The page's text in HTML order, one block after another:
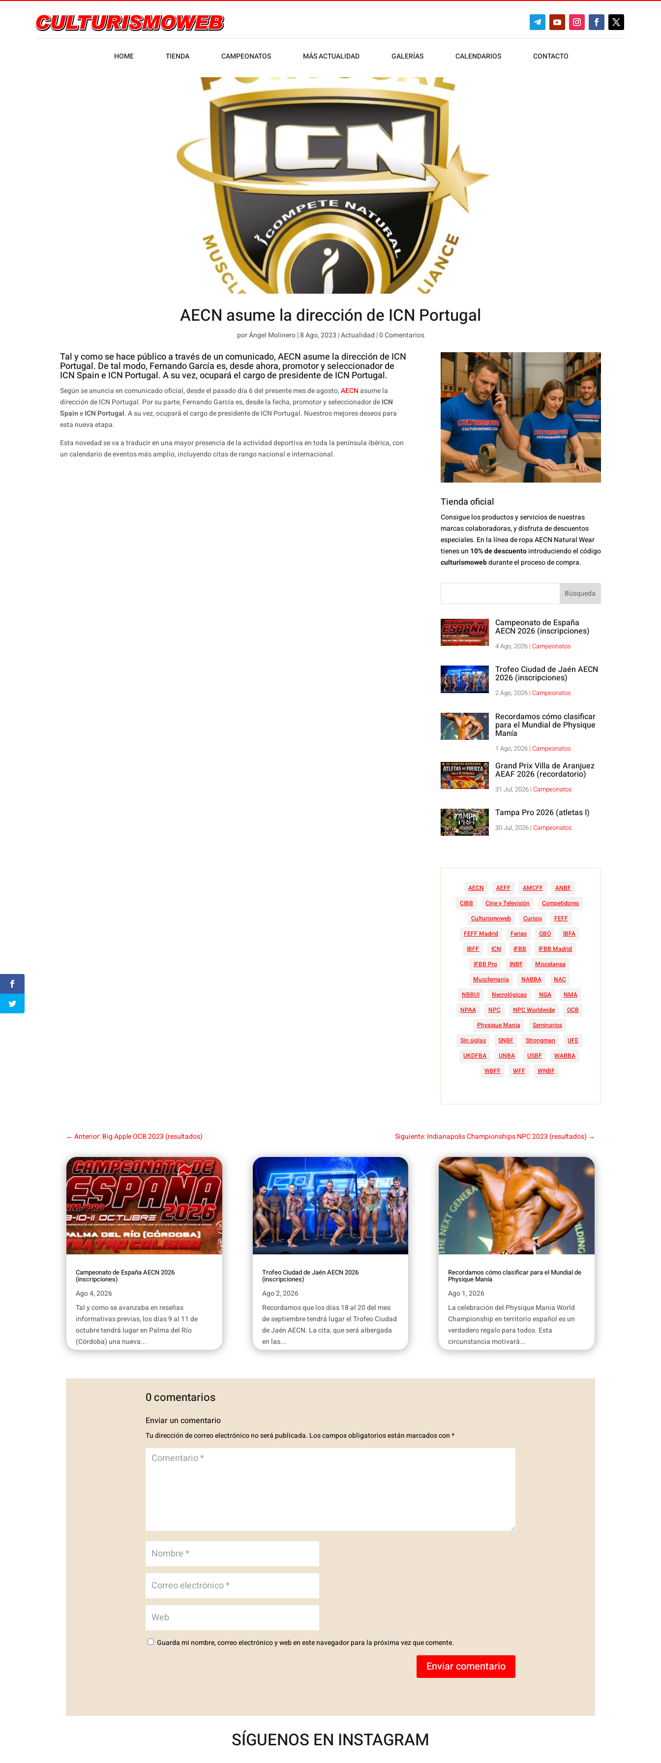
HOME TIENDA CAMPEONATOS MÁS ACTUALIDAD GALERÍAS CALENDARIOS CONTACTO
AECN asume la dirección de ICN Portugal
porÁngel Molinero|8 Ago, 2023 |Actualidad |0 Comentarios
Tal y como se hace público a través de un comunicado, AECN asume la dirección de ICN
Portugal. De tal modo, Fernando García es, desde ahora, promotor y seleccionador de
ICN Spain e ICN Portugal. A su vez, ocupará el cargo de presidente de ICN Portugal.
Según se anuncia en comunicado oficial, desde el pasado día 6 del presente mes de agosto,AECNasume la
dirección de ICN Portugal. Por su parte, Fernando García es, desde la fecha, promotor y seleccionador deICN
SpaineICN Portugal. A su vez, ocupará el cargo de presidente de ICN Portugal. Nuestros mejores deseos para
esta nueva etapa.
Esta novedad se va a traducir en una mayor presencia de la actividad deportiva en toda la península ibérica, con
un calendario de eventos más amplio, incluyendo citas de rango nacional e internacional.
Tienda oficial
Consigue los productos y servicios de nuestras
marcas colaboradoras, y disfruta de descuentos
especiales. En la línea de ropa AECN Natural Wear
tienes un 10% de descuentointroduciendo el código
culturismowebdurante el proceso de compra.
Campeonato de España
AECN 2026 (inscripciones)
4 Ago, 2026| Campeonatos
Trofeo Ciudad de Jaén AECN
2026 (inscripciones)
2 Ago, 2026| Campeonatos
Recordamos cómo clasificar
para el Mundial de Physique
Manía
1 Ago, 2026| Campeonatos
Grand Prix Villa de Aranjuez
AEAF 2026 (recordatorio)
31 Jul, 2026| Campeonatos
Tampa Pro 2026 (atletas I)
30 Jul, 2026| Campeonatos
AECN AEFF AMCFF
ANBF
CIBB
Cine y Televisión
Competidores
Culturismoweb
Cursos
FEFF
FEFF Madrid
Ferias GBO
IBFA
IBFF
ICN IFBB
IFBB Madrid
IFBB Pro
INBF
Miscelanea
Musclemania
NABBA
NAC
NBBUI
Necrológicas NGA
NMA
NPAA
NPC NPC Worldwide
OCB
Physique Mania
Seminarios
Sin siglas
SNBF Strongman
UFE
UKDFBA
UNBA USBF
WABBA
WBFF
WFF WNBF
←Anterior: Big Apple OCB 2023 (resultados) Siguiente: Indianapolis Championships NPC 2023 (resultados) →
Campeonato de España AECN 2026
(inscripciones)
Ago 4, 2026
Tal y como se avanzaba en reseñas
informativas previas, los días 9 al 11 de
octubre tendrá lugar en Palma del Río
(Córdoba) una nueva...
Trofeo Ciudad de Jaén AECN 2026
(inscripciones)
Ago 2, 2026
Recordamos que los días 18 al 20 del mes
de septiembre tendrá lugar el Trofeo Ciudad
de Jaén AECN. La cita, que será albergada
en las...
Recordamos cómo clasificar para el Mundial de
Physique Manía
Ago 1, 2026
La celebración del Physique Mania World
Championship en territorio español es un
verdadero regalo para todos. Esta
circunstancia motivará...
0 comentarios
Enviar un comentario
Tu dirección de correo electrónico no será publicada. Los campos obligatorios están marcados con*
Guarda mi nombre, correo electrónico y web en este navegador para la próxima vez que comente.
Enviar comentario
SÍGUENOS EN INSTAGRAM